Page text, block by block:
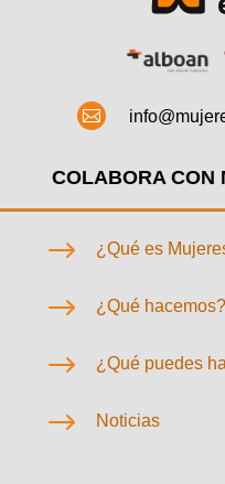

COLABORA CON
$ ¿Qué es
$ ¿Qué hacemos?
$ ¿Qué puedes
$ Noticias